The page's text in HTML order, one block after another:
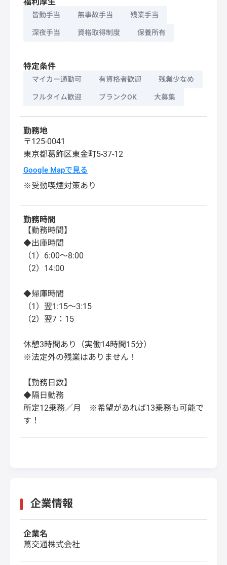
皆勤手当 無事故手当 残業手当
深夜手当 資格取得制度 保養所有
特定条件
マイカー通勤可 有資格者歓迎 残業少なめ
フルタイム歓迎 ブランクOK 大募集
勤務地
〒125-0041
東京都葛飾区東金町5-37-12
Google Mapで見る
※受動喫煙対策あり
勤務時間
【勤務時間】
◆出庫時間
（1）6:00～8:00
（2）14:00
◆帰庫時間
（1）翌1:15～3:15
（2）翌7：15
休憩3時間あり（実働14時間15分）
※法定外の残業はありません！
【勤務日数】
◆隔日勤務
所定12乗務／月 ※希望があれば13乗務も可能で
す！
企業情報
企業名
蔦交通株式会社